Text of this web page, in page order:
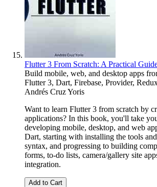
Flutter 3 From Scratch: A Practical
Build mobile, web, and desktop apps
Flutter 3, Dart, Firebase, Provider,
Andrés Cruz Yoris
Want to learn Flutter 3 from scratch by
applications? In this book, you'll take
developing mobile, desktop, and web
Dart, starting with installing the tools
syntax, and progressing to building
forms, to-do lists, camera/gallery site
integration.
Add to Cart